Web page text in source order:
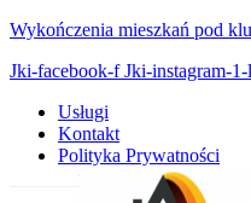
Wykończenia mieszkań pod
Jki-facebook-f Jki-instagram-
Usługi
Kontakt
Polityka Prywatności